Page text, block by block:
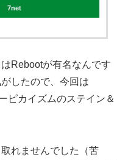
7net
Rebootが有名なんです
したので、今回は
ピカイズムのステイン＆
れませんでした（苦